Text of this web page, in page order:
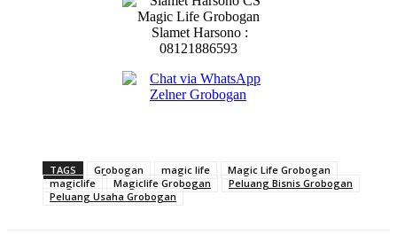
Slamet Harsono :
08121886593
TAGS Grobogan magic life
Magic Life Grobogan
magiclife
Magiclife Grobogan
Peluang Bisnis Grobogan
Peluang Usaha Grobogan